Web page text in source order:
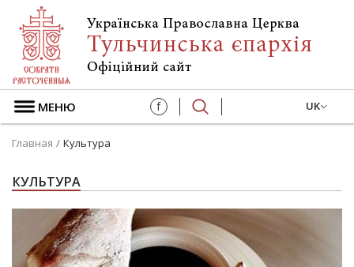
МЕНЮ f UK
Главная Культура
КУЛЬТУРА